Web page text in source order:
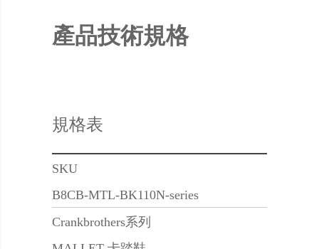
產品技術規格
規格表
SKU
B8CB-MTL-BK110N-series
Crankbrothers系列